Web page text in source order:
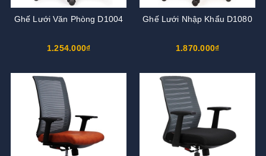
Ghế Lưới Văn Phòng D1004
1.254.000₫
Ghế Lưới Nhập Khẩu D1080
1.870.000₫